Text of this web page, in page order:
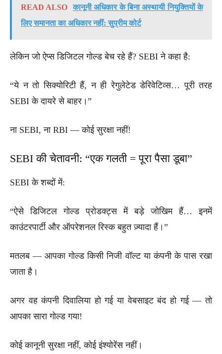
READ ALSO
कानूनी अधिकार के बिना अस्थायी नियुक्तियों के
लिए समानता का अधिकार नहीं: सुप्रीम कोर्ट
लेकिन जो ऐप्स डिजिटल गोल्ड बेच रहे हैं? SEBI ने कहा है:
“ये न तो सिक्योरिटी हैं, न ही रेगुलेटेड डेरिवेटिव्स… पूरी तरह
SEBI के दायरे से बाहर।”
ना SEBI, ना RBI — कोई सुरक्षा नहीं!
SEBI की चेतावनी: “एक गलती = पूरा पैसा डूबा”
SEBI के शब्दों में:
“ऐसे डिजिटल गोल्ड प्रोडक्ट्स में बड़े जोखिम हैं… इनमें
काउंटरपार्टी और ऑपरेशनल रिस्क बहुत ज़्यादा हैं।”
मतलब — आपका गोल्ड किसी निजी वॉल्ट या कंपनी के पास रखा
जाता है।
अगर वह कंपनी दिवालिया हो गई या वेबसाइट बंद हो गई — तो
आपका सारा गोल्ड गया!
कोई कानूनी सुरक्षा नहीं, कोई इंश्योरेंस नहीं।